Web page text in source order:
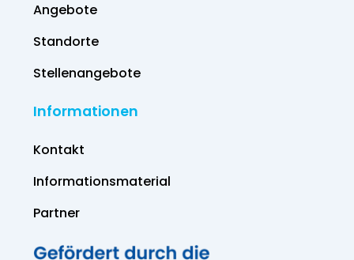
Angebote
Standorte
Stellenangebote
Informationen
Kontakt
Informations­material
Partner